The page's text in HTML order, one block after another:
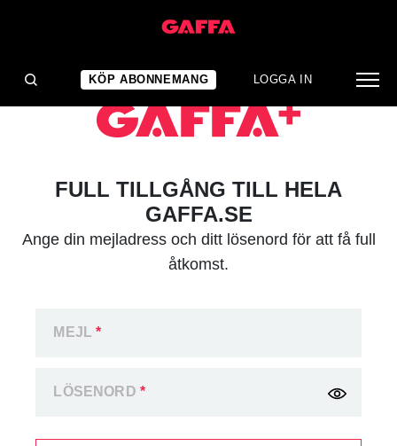
KÖP ABONNEMANG LOGGA IN
FULL TILLGÅNG TILL HELA
GAFFA.SE
Ange din mejladress och ditt lösenord för att få full
åtkomst.
MEJL*
LÖSENORD *